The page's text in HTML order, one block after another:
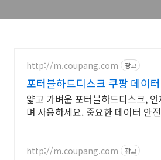
http://m.coupang.com 광고
포터블하드디스크 쿠팡 데이
얇고 가벼운 포터블하드디스크,
며 사용하세요. 중요한 데이터 안
http://m.coupang.com 광고